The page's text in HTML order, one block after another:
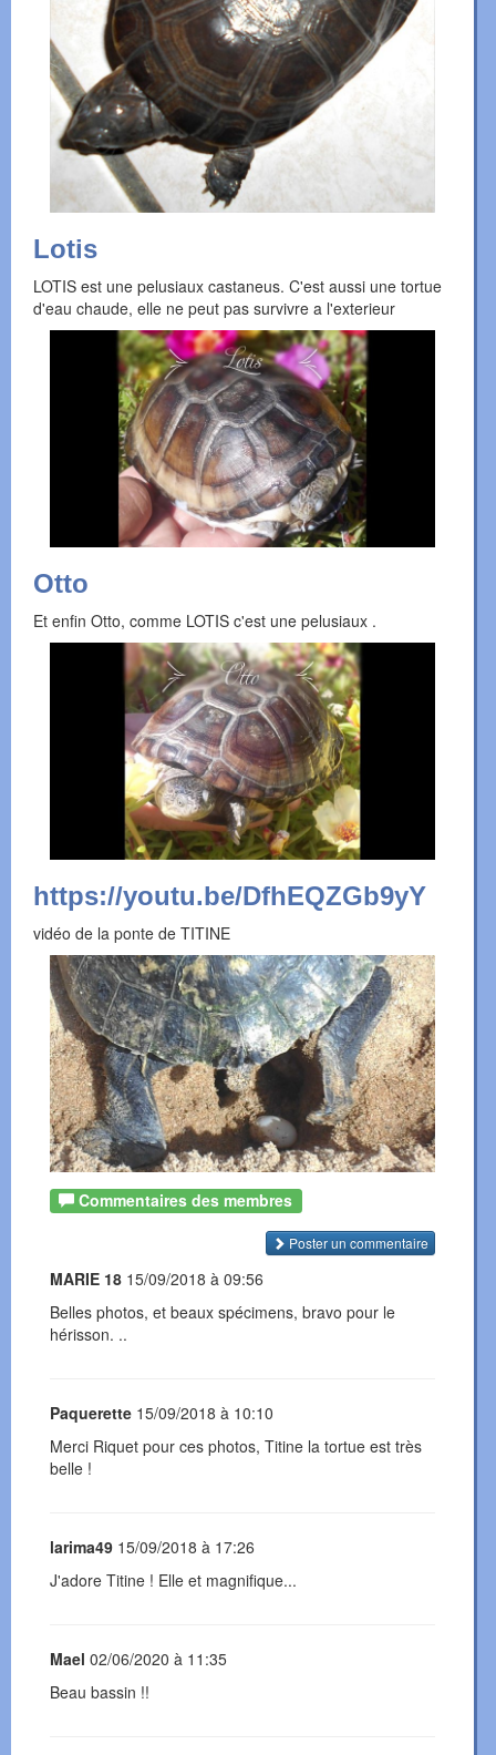
Lotis
LOTIS est une pelusiaux castaneus. C'est aussi une tortue
d'eau chaude, elle ne peut pas survivre a l'exterieur
Otto
Et enfin Otto, comme LOTIS c'est une pelusiaux .
https://youtu.be/DfhEQZGb9yY
vidéo de la ponte de TITINE
Commentaires des membres
Poster un commentaire
MARIE 18 15/09/2018 à 09:56
Belles photos, et beaux spécimens, bravo pour le
hérisson. ..
Paquerette 15/09/2018 à 10:10
Merci Riquet pour ces photos, Titine la tortue est très
belle !
larima49 15/09/2018 à 17:26
J'adore Titine ! Elle et magnifique...
Mael 02/06/2020 à 11:35
Beau bassin !!